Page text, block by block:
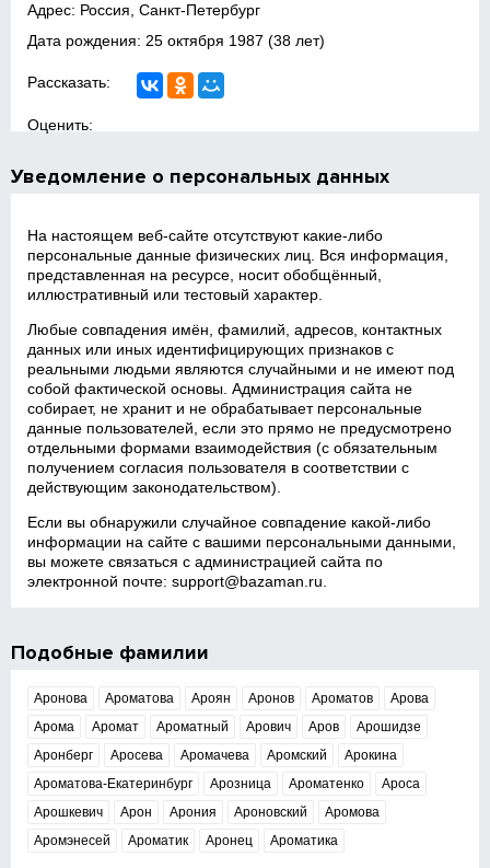
Адрес: Россия, Санкт-Петербург
Дата рождения: 25 октября 1987 (38 лет)
Рассказать:
Оценить:
Уведомление о персональных данных
На настоящем веб‑сайте отсутствуют какие‑либо
персональные данные физических лиц. Вся информация,
представленная на ресурсе, носит обобщённый,
иллюстративный или тестовый характер.
Любые совпадения имён, фамилий, адресов, контактных
данных или иных идентифицирующих признаков с
реальными людьми являются случайными и не имеют под
собой фактической основы. Администрация сайта не
собирает, не хранит и не обрабатывает персональные
данные пользователей, если это прямо не предусмотрено
отдельными формами взаимодействия (с обязательным
получением согласия пользователя в соответствии с
действующим законодательством).
Если вы обнаружили случайное совпадение какой‑либо
информации на сайте с вашими персональными данными,
вы можете связаться с администрацией сайта по
электронной почте:support@bazaman.ru
Подобные фамилии
Аронова Ароматова Ароян Аронов Ароматов
Арова
Арома
Аромат Ароматный Арович Аров
Арошидзе
Аронберг
Аросева Аромачева Аромский
Арокина
Ароматова-Екатеринбург
Арозница Ароматенко
Ароса
Арошкевич
Арон Арония Ароновский
Аромова
Аромэнесей
Ароматик Аронец Ароматика